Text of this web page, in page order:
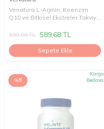
Venatura L-Arjinin, Koenzim
Q10 ve Bitkisel Ekstreler Takviye
690,00TL 589,68TL
Sepete Ekle
%5
Kargo
Bedava